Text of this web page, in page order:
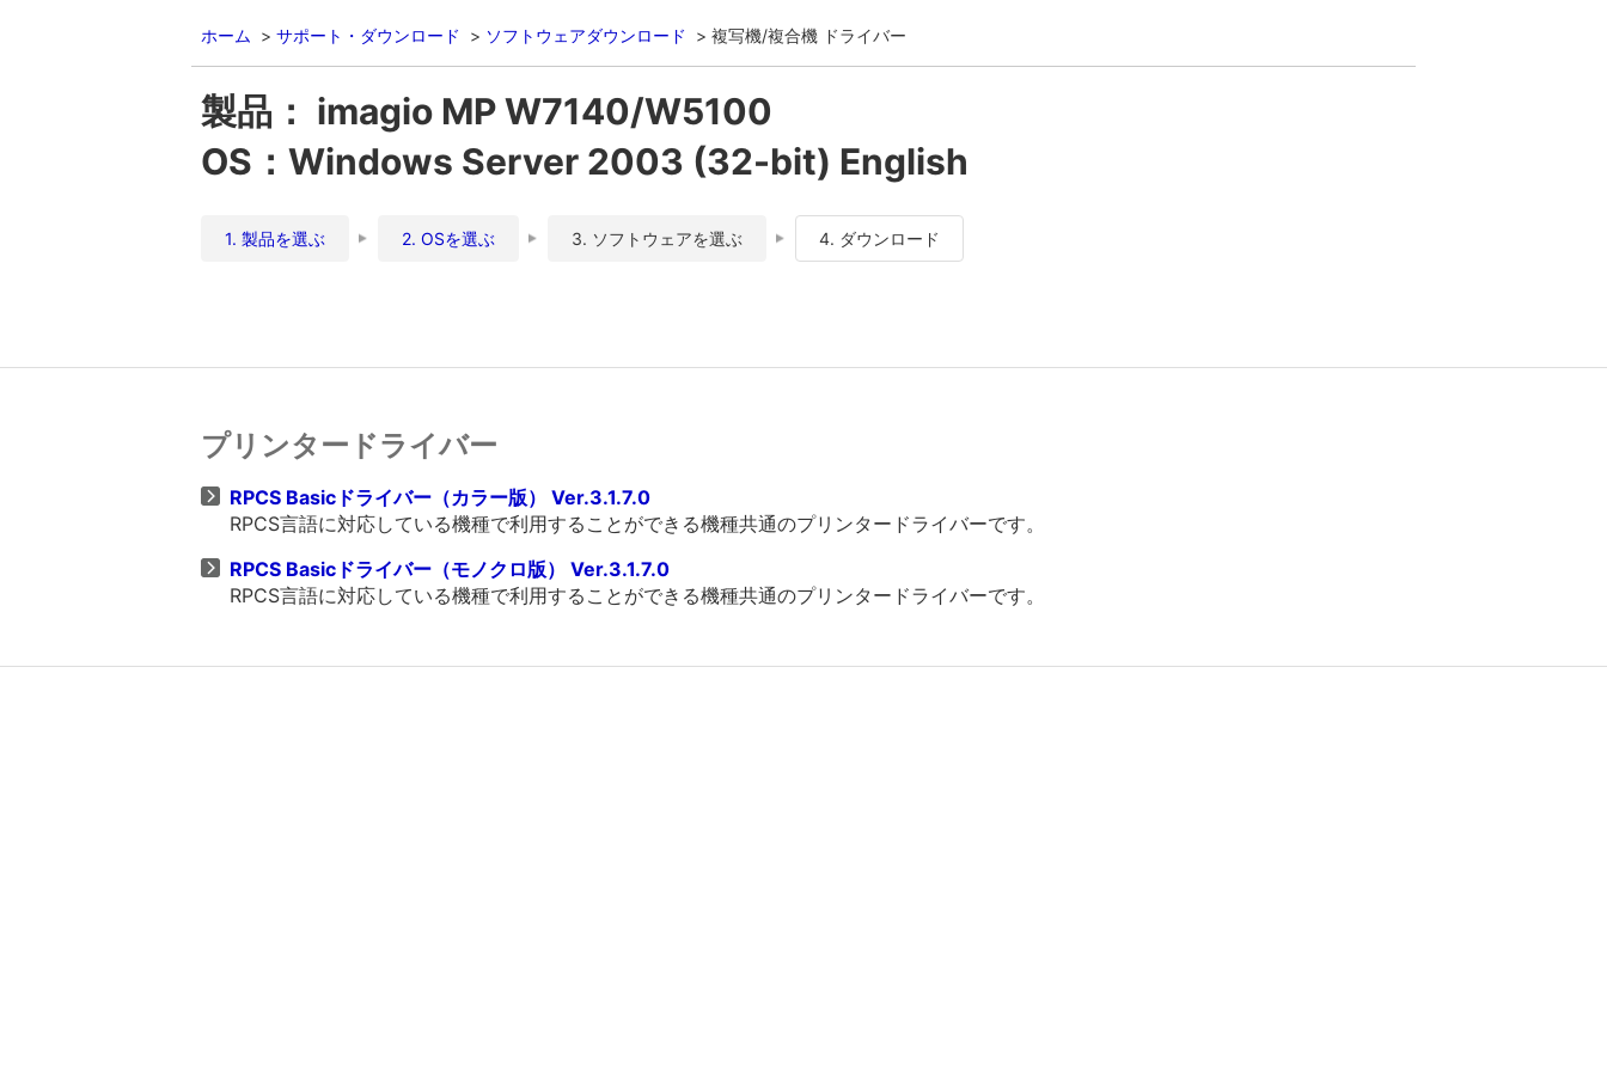
ホーム サポート・ダウンロード ソフトウェアダウンロード 複写機/複合機 ドライバー
製品： imagio MP W7140/W5100
OS：Windows Server 2003 (32-bit) English
1. 製品を選ぶ 2. OSを選ぶ 3. ソフトウェアを選ぶ 4. ダウンロード
プリンタードライバー
RPCS Basicドライバー（カラー版） Ver.3.1.7.0
RPCS言語に対応している機種で利用することができる機種共通のプリンタードライバーです。
RPCS Basicドライバー（モノクロ版） Ver.3.1.7.0
RPCS言語に対応している機種で利用することができる機種共通のプリンタードライバーです。